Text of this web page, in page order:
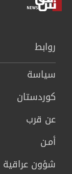
روابط
سیاسة
كوردستان
عن قرب
أمـن
شؤون عراقية